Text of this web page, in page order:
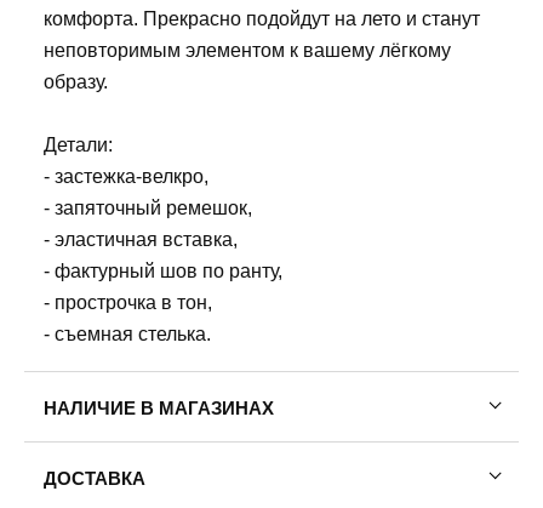
комфорта. Прекрасно подойдут на лето и станут
неповторимым элементом к вашему лёгкому
образу.
Детали:
- застежка-велкро,
- запяточный ремешок,
- эластичная вставка,
- фактурный шов по ранту,
- прострочка в тон,
- съемная стелька.
НАЛИЧИЕ В МАГАЗИНАХ
ДОСТАВКА